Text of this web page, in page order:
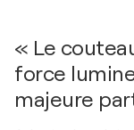
« Le
force
majeure